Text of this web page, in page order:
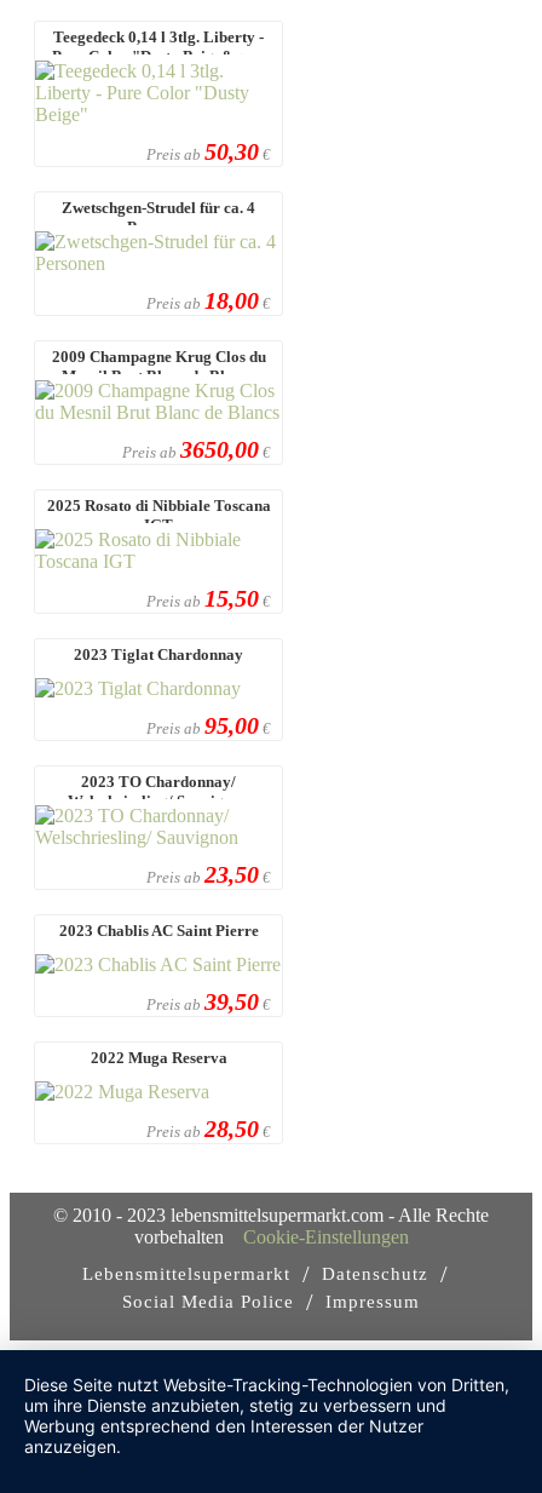
Teegedeck 0,14 l 3tlg. Liberty -
Pure Color "Dusty Beige&qu ...
Preis ab 50,30 €
Zwetschgen-Strudel für ca. 4
Personen
Preis ab 18,00 €
2009 Champagne Krug Clos du
Mesnil Brut Blanc de Blancs
Preis ab 3650,00 €
2025 Rosato di Nibbiale Toscana
IGT
Preis ab 15,50 €
2023 Tiglat Chardonnay
Preis ab 95,00 €
2023 TO Chardonnay/
Welschriesling/ Sauvignon
Preis ab 23,50 €
2023 Chablis AC Saint Pierre
Preis ab 39,50 €
2022 Muga Reserva
Preis ab 28,50 €
© 2010 - 2023 lebensmittelsupermarkt.com - Alle Rechte
vorbehalten Cookie-Einstellungen
Lebensmittelsupermarkt / Datenschutz /
Social Media Police / Impressum
Diese Seite nutzt Website-Tracking-Technologien von Dritten,
um ihre Dienste anzubieten, stetig zu verbessern und
Werbung entsprechend den Interessen der Nutzer
anzuzeigen.